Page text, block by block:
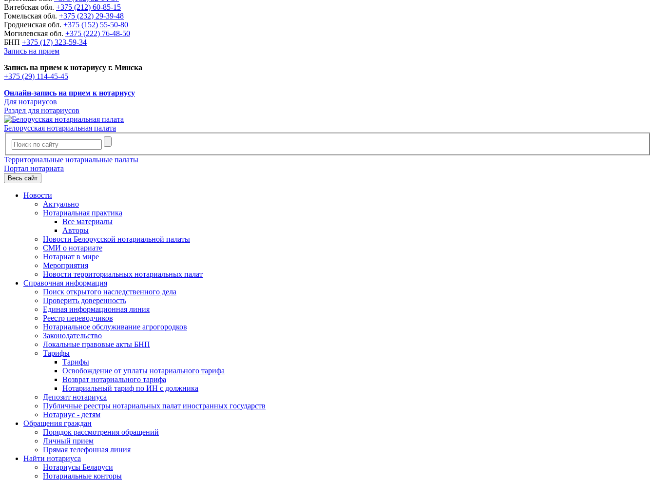
Витебская обл. +375 (212) 60-85-15
Гомельская обл. +375 (232) 29-39-48
Гродненская обл. +375 (152) 55-50-80
Могилевская обл. +375 (222) 76-48-50
БНП +375 (17) 323-59-34
Запись на прием
Запись на прием к нотариусу г. Минска
+375 (29) 114-45-45
Онлайн-запись на прием к нотариусу
Для нотариусов
Раздел для нотариусов
Белорусская нотариальная палата
Территориальные нотариальные палаты
Портал нотариата
Весь сайт
Новости
Актуально
Нотариальная практика
Все материалы
Авторы
Новости Белорусской нотариальной палаты
СМИ о нотариате
Нотариат в мире
Мероприятия
Новости территориальных нотариальных палат
Справочная информация
Поиск открытого наследственного дела
Проверить доверенность
Единая информационная линия
Реестр переводчиков
Нотариальное обслуживание агрогородков
Законодательство
Локальные правовые акты БНП
Тарифы
Тарифы
Освобождение от уплаты нотариального тарифа
Возврат нотариального тарифа
Нотариальный тариф по ИН с должника
Депозит нотариуса
Публичные реестры нотариальных палат иностранных государств
Нотариус - детям
Обращения граждан
Порядок рассмотрения обращений
Личный прием
Прямая телефонная линия
Найти нотариуса
Нотариусы Беларуси
Нотариальные конторы